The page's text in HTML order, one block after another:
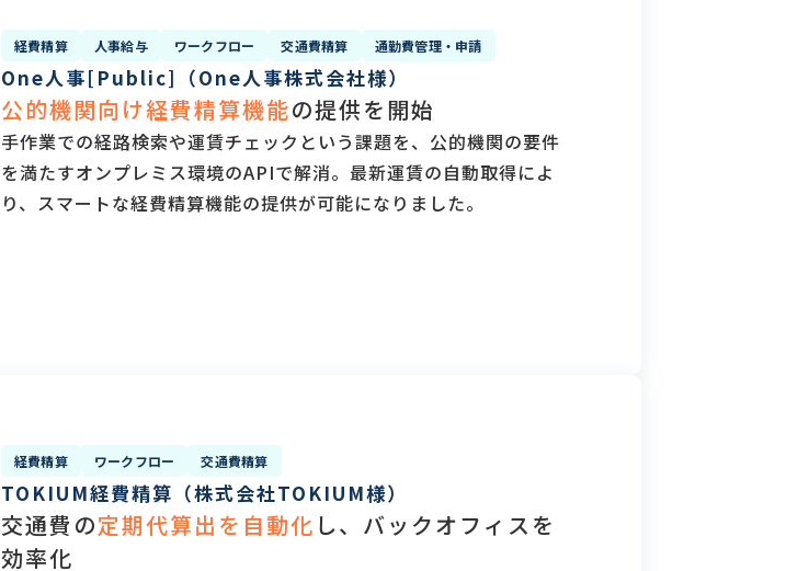
経費精算 人事給与 ワークフロー 交通費精算 通勤費管理・申請
One人事[Public]（One人事株式会社様）
公的機関向け経費精算機能の提供を開始
手作業での経路検索や運賃チェックという課題を、公的機関の要件
を満たすオンプレミス環境のAPIで解消。最新運賃の自動取得によ
り、スマートな経費精算機能の提供が可能になりました。
経費精算 ワークフロー 交通費精算
TOKIUM経費精算（株式会社TOKIUM様）
交通費の定期代算出を自動化 し、バックオフィスを
効率化